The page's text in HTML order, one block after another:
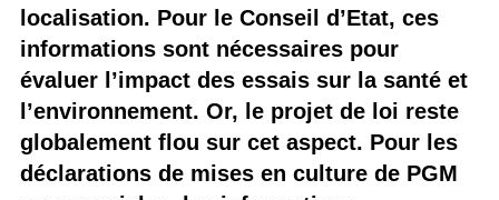
localisation. Pour le Conseil d’Etat, ces
informations sont nécessaires pour
évaluer l’impact des essais sur la santé et
l’environnement. Or, le projet de loi reste
globalement flou sur cet aspect. Pour les
déclarations de mises en culture de PGM